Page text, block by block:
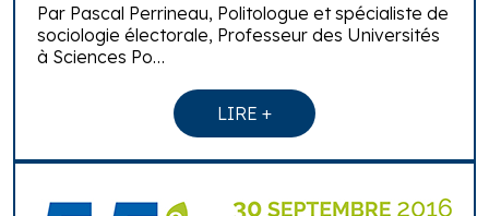
Par Pascal Perrineau, Politologue et spécialiste de
sociologie électorale, Professeur des Universités
à Sciences Po…
LIRE +